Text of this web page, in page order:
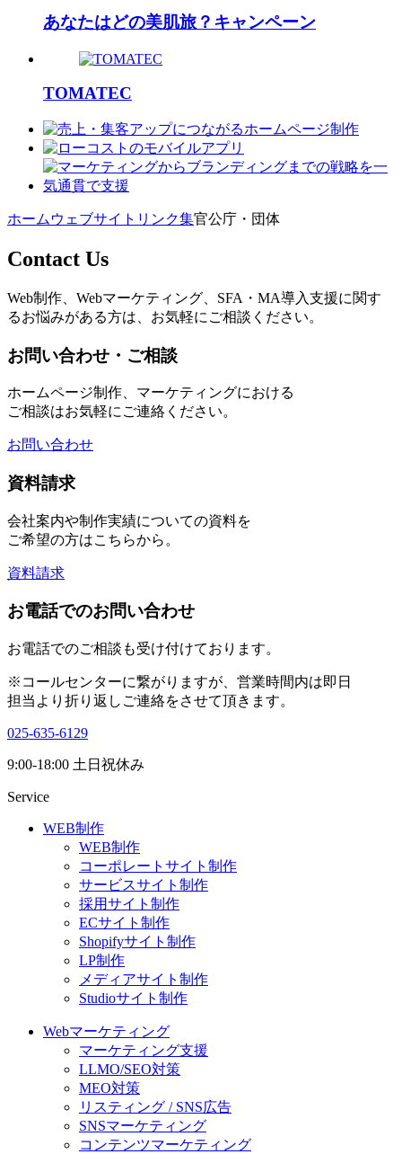
あなたはどの美肌旅？キャンペーン
TOMATEC
ホーム ウェブサイトリンク集官公庁・団体
Contact Us
Web制作、Webマーケティング、SFA・MA導入支援に関す
るお悩みがある方は、お気軽にご相談ください。
お問い合わせ・ご相談
ホームページ制作、マーケティングにおける
ご相談はお気軽にご連絡ください。
お問い合わせ
資料請求
会社案内や制作実績についての資料を
ご希望の方はこちらから。
資料請求
お電話でのお問い合わせ
お電話でのご相談も受け付けております。
※コールセンターに繋がりますが、営業時間内は即日
担当より折り返しご連絡をさせて頂きます。
025-635-6129
9:00-18:00 土日祝休み
Service
WEB制作
WEB制作
コーポレートサイト制作
サービスサイト制作
採用サイト制作
ECサイト制作
Shopifyサイト制作
LP制作
メディアサイト制作
Studioサイト制作
Webマーケティング
マーケティング支援
LLMO/SEO対策
MEO対策
リスティング / SNS広告
SNSマーケティング
コンテンツマーケティング